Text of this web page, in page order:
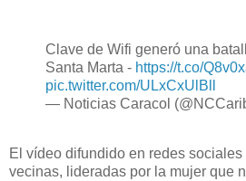
Clave de Wifi generó una
Santa Marta - https://t.co/
pic.twitter.com/ULxCxUlBll
— Noticias Caracol
El vídeo difundido en redes
vecinas, lideradas por la mujer que